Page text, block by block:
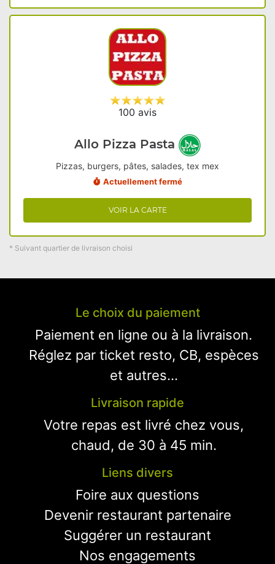
100 avis
Allo Pizza Pasta
Pizzas, burgers, pâtes, salades, tex mex
Actuellement fermé
VOIR LA CARTE
* Suivant quartier de livraison choisi
Le choix du paiement
Paiement en ligne ou à la livraison.
Réglez par ticket resto, CB, espèces
et autres...
Livraison rapide
Votre repas est livré chez vous,
chaud, de 30 à 45 min.
Liens divers
Foire aux questions
Devenir restaurant partenaire
Suggérer un restaurant
Nos engagements